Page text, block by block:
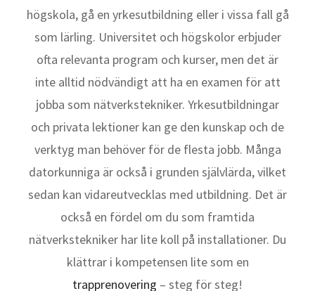
högskola, gå en yrkesutbildning eller i vissa fall gå
som lärling. Universitet och högskolor erbjuder
ofta relevanta program och kurser, men det är
inte alltid nödvändigt att ha en examen för att
jobba som nätverkstekniker. Yrkesutbildningar
och privata lektioner kan ge den kunskap och de
verktyg man behöver för de flesta jobb. Många
datorkunniga är också i grunden självlärda, vilket
sedan kan vidareutvecklas med utbildning. Det är
också en fördel om du som framtida
nätverkstekniker har lite koll på installationer. Du
klättrar i kompetensen lite som en
trapprenovering – steg för steg!